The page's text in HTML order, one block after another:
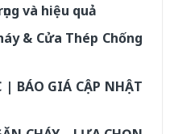
và hiệu quả
& Cửa Thép Chống
| BÁO GIÁ CẬP NHẬT